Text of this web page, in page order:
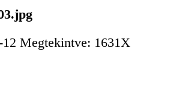
Megtekintve: 1631X